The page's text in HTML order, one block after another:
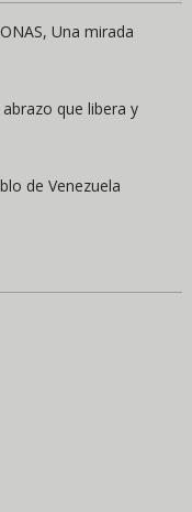
Una mirada
que libera y
de Venezuela